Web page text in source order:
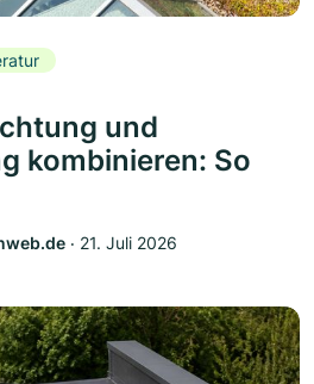
und
kombinieren: So
‧ 21. Juli 2026